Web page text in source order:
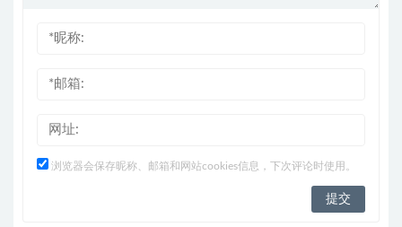
浏览器会保存昵称、邮箱和网站cookies信息，下次评论时使用。